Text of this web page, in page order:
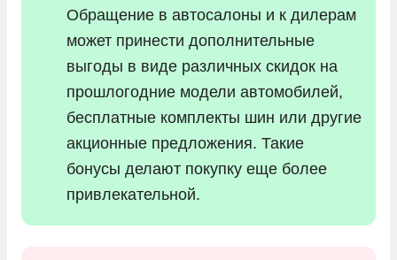
Обращение в автосалоны и к дилерам
может принести дополнительные
выгоды в виде различных скидок на
прошлогодние модели автомобилей,
бесплатные комплекты шин или другие
акционные предложения. Такие
бонусы делают покупку еще более
привлекательной.